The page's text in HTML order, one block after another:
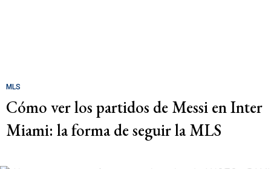
MLS
Cómo ver los partidos de Messi en Inter
Miami: la forma de seguir la MLS